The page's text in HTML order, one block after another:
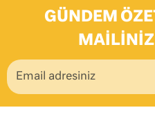
GÜNDEM